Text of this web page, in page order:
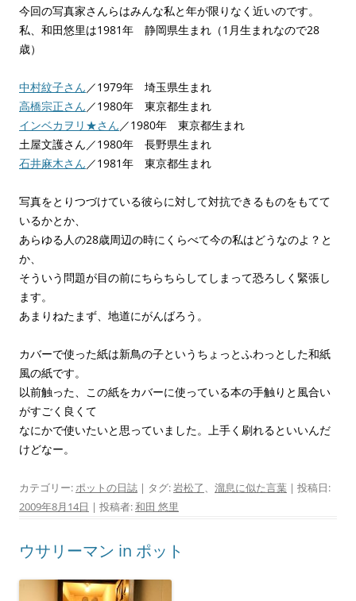
今回の写真家さんらはみんな私と年が限りなく近いのです。
私、和田悠里は1981年 静岡県生まれ（1月生まれなので28
歳）
中村紋子さん／1979年 埼玉県生まれ
高橋宗正さん／1980年 東京都生まれ
インベカヲリ★さん／1980年 東京都生まれ
土屋文護さん／1980年 長野県生まれ
石井麻木さん／1981年 東京都生まれ
写真をとりつづけている彼らに対して対抗できるものをもてて
いるかとか、
あらゆる人の28歳周辺の時にくらべて今の私はどうなのよ？と
か、
そういう問題が目の前にちらちらしてしまって恐ろしく緊張し
ます。
あまりねたまず、地道にがんばろう。
カバーで使った紙は新鳥の子というちょっとふわっとした和紙
風の紙です。
以前触った、この紙をカバーに使っている本の手触りと風合い
がすごく良くて
なにかで使いたいと思っていました。上手く刷れるといいんだ
けどなー。
カテゴリー:ポットの日誌 | タグ:岩松了、 溜息に似た言葉 | 投稿日:
2009年8月14日 | 投稿者:和田 悠里
ウサリーマン in ポット